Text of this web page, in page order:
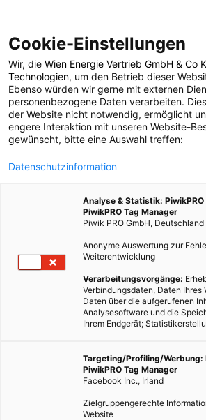
POSTS BY TAG
Stickstoff-
Rechner
Cookie-Einstellungen
Wir, die Wien Energie Vertrieb GmbH & Co
Technologien, um den Betrieb dieser
Ebenso würden wir gerne mit externen
personenbezogene Daten verarbeiten.
der Website nicht notwendig, ermöglicht
engere Interaktion mit unseren Website-
gewünscht, bitte eine Auswahl treffen:
Datenschutzinformation
Analyse & Statistik:
PiwikPRO Tag Manager
Piwik PRO GmbH, Deutschland
Anonyme Auswertung zur
Weiterentwicklung
Verarbeitungsvorgänge:
Verbindungsdaten, Daten Ihres
Daten über die aufgerufenen
Analysesoftware und die
Ihrem Endgerät;
Targeting/Profiling/Werbung:
PiwikPRO Tag Manager
Facebook Inc., Irland
Zielgruppengerechte
Website